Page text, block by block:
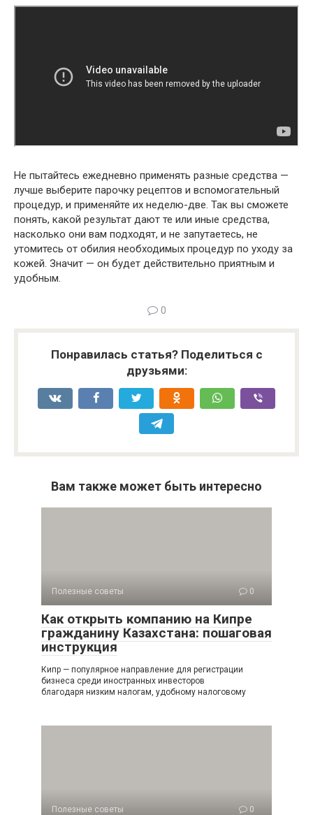
Не пытайтесь ежедневно применять разные средства —
лучше выберите парочку рецептов и вспомогательный
процедур, и применяйте их неделю-две. Так вы сможете
понять, какой результат дают те или иные средства,
насколько они вам подходят, и не запутаетесь, не
утомитесь от обилия необходимых процедур по уходу за
кожей. Значит — он будет действительно приятным и
удобным.
0
Понравилась статья? Поделиться с
друзьями:
Вам также может быть интересно
Полезные советы 0
Как открыть компанию на Кипре
гражданину Казахстана: пошаговая
инструкция
Кипр — популярное направление для регистрации
бизнеса среди иностранных инвесторов
благодаря низким налогам, удобному налоговому
Полезные советы 0